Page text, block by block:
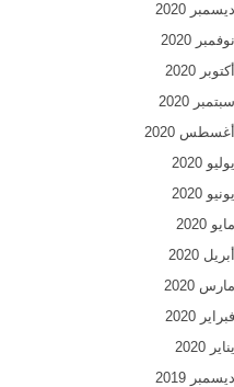
ديسمبر 2020
نوفمبر 2020
أكتوبر 2020
سبتمبر 2020
أغسطس 2020
يوليو 2020
يونيو 2020
مايو 2020
أبريل 2020
مارس 2020
فبراير 2020
يناير 2020
ديسمبر 2019